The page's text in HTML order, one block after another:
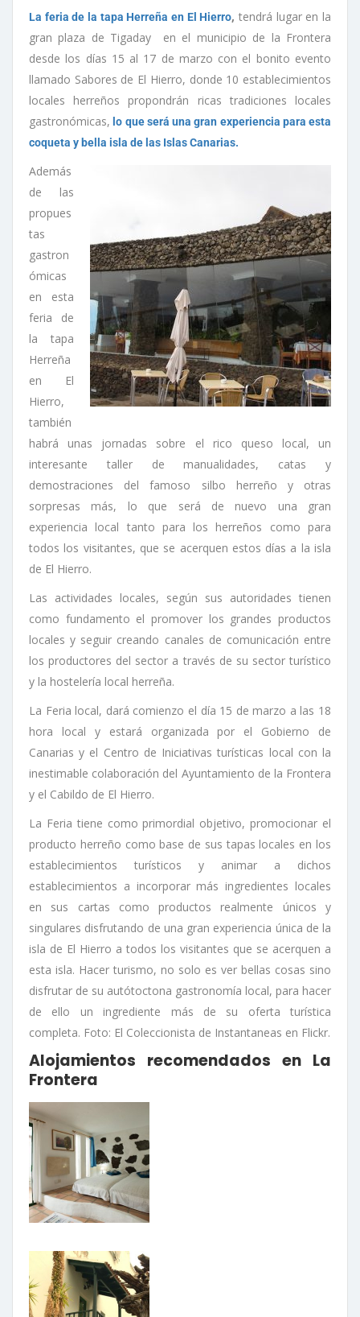
La feria de la tapa Herreña en El Hierro, tendrá lugar en la
gran plaza de Tigaday en el municipio de la Frontera
desde los días 15 al 17 de marzo con el bonito evento
llamado Sabores de El Hierro, donde 10 establecimientos
locales herreños propondrán ricas tradiciones locales
gastronómicas, lo que será una gran experiencia para esta
coqueta y bella isla de las Islas Canarias.
Además
de las
propues
tas
gastron
ómicas
en esta
feria de
la tapa
Herreña
en El
Hierro,
también
habrá unas jornadas sobre el rico queso local, un
interesante taller de manualidades, catas y
demostraciones del famoso silbo herreño y otras
sorpresas más, lo que será de nuevo una gran
experiencia local tanto para los herreños como para
todos los visitantes, que se acerquen estos días a la isla
de El Hierro.
Las actividades locales, según sus autoridades tienen
como fundamento el promover los grandes productos
locales y seguir creando canales de comunicación entre
los productores del sector a través de su sector turístico
y la hostelería local herreña.
La Feria local, dará comienzo el día 15 de marzo a las 18
hora local y estará organizada por el Gobierno de
Canarias y el Centro de Iniciativas turísticas local con la
inestimable colaboración del Ayuntamiento de la Frontera
y el Cabildo de El Hierro.
La Feria tiene como primordial objetivo, promocionar el
producto herreño como base de sus tapas locales en los
establecimientos turísticos y animar a dichos
establecimientos a incorporar más ingredientes locales
en sus cartas como productos realmente únicos y
singulares disfrutando de una gran experiencia única de la
isla de El Hierro a todos los visitantes que se acerquen a
esta isla. Hacer turismo, no solo es ver bellas cosas sino
disfrutar de su autótoctona gastronomía local, para hacer
de ello un ingrediente más de su oferta turística
completa. Foto: El Coleccionista de Instantaneas en Flickr.
Alojamientos recomendados en La
Frontera